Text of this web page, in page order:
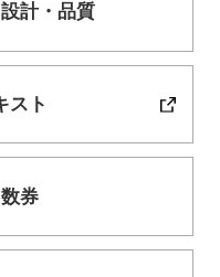
設計・ 品質
スト
券